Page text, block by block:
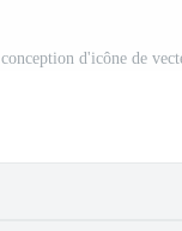
conception d'icône de